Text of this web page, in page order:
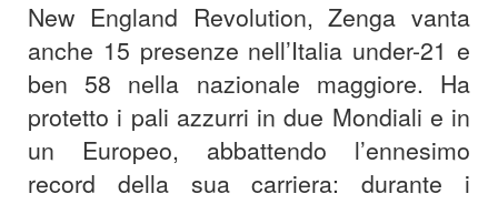
New England Revolution, Zenga vanta
anche 15 presenze nell’Italia under-21 e
ben 58 nella nazionale maggiore. Ha
protetto i pali azzurri in due Mondiali e in
un Europeo, abbattendo l’ennesimo
record della sua carriera: durante i